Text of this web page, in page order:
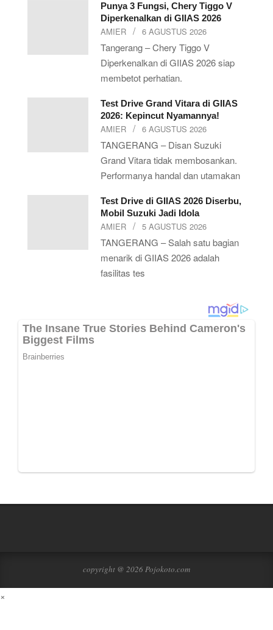
Punya 3 Fungsi, Chery Tiggo V
Diperkenalkan di GIIAS 2026
AMIER 6 AGUSTUS 2026
Tangerang – Chery Tiggo V
Diperkenalkan di GIIAS 2026 siap
membetot perhatian.
Test Drive Grand Vitara di GIIAS
2026: Kepincut Nyamannya!
AMIER 6 AGUSTUS 2026
TANGERANG – Disan Suzuki
Grand Vitara tidak membosankan.
Performanya handal dan utamakan
Test Drive di GIIAS 2026 Diserbu,
Mobil Suzuki Jadi Idola
AMIER 5 AGUSTUS 2026
TANGERANG – Salah satu bagian
menarik di GIIAS 2026 adalah
fasilitas tes
copyright @ 2026 Pojokoto.com
×